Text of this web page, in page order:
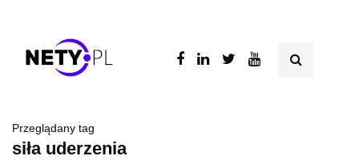
Przeglądany tag
siła uderzenia